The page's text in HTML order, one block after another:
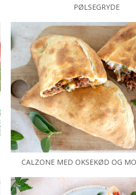
PØLSEGRYDE
CALZONE MED OKSEKØD OG